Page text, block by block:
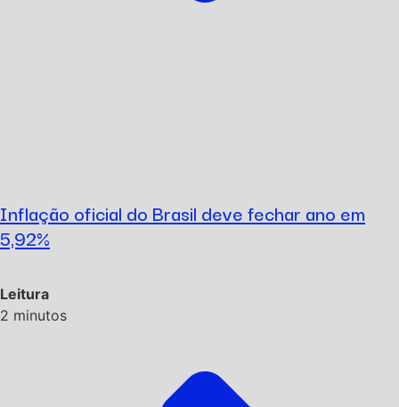
Inflação oficial do Brasil deve fechar ano em
5,92%
Leitura
2 minutos